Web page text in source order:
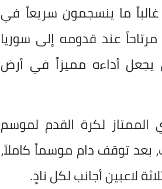
غالباً ما ينسجمون سريعاً في
مرتاحاً عند قدومه إلى سوريا
يجعل أداءه مميزاً في أرض
الممتاز لكرة القدم لموسم
بعد توقف دام موسماً كاملاً،
لاعبين أجانب لكل نادٍ.